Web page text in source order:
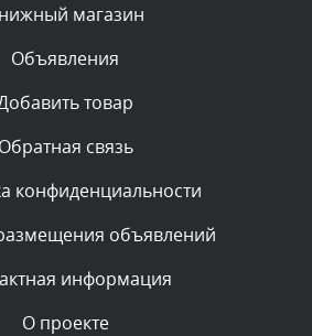
проверяется
проверяется
проверяется
магазин
Объявления
товар
Обратная связь
конфиденциальности
объявлений
информация
О проекте